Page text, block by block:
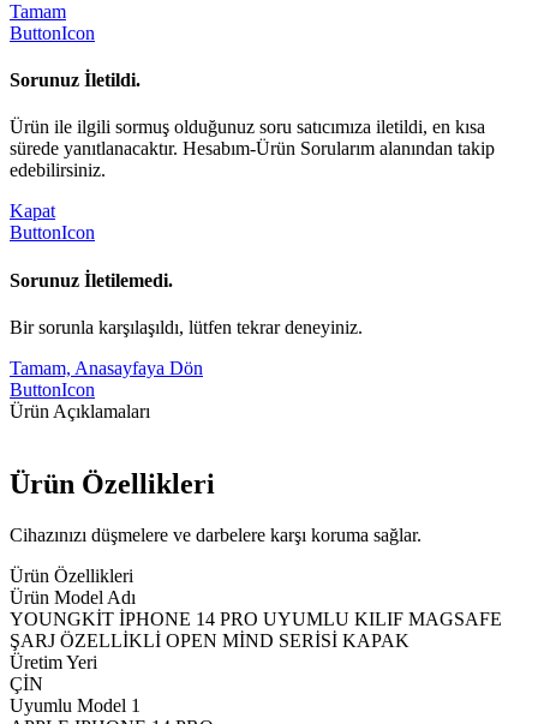
Tamam
ButtonIcon
Sorunuz İletildi.
Ürün ile ilgili sormuş olduğunuz soru satıcımıza iletildi, en kısa
sürede yanıtlanacaktır. Hesabım-Ürün Sorularım alanından takip
edebilirsiniz.
Kapat
ButtonIcon
Sorunuz İletilemedi.
Bir sorunla karşılaşıldı, lütfen tekrar deneyiniz.
Tamam, Anasayfaya Dön
ButtonIcon
Ürün Açıklamaları
Ürün Özellikleri
Cihazınızı düşmelere ve darbelere karşı koruma sağlar.
Ürün Özellikleri
Ürün Model Adı
YOUNGKİT İPHONE 14 PRO UYUMLU KILIF MAGSAFE
ŞARJ ÖZELLİKLİ OPEN MİND SERİSİ KAPAK
Üretim Yeri
ÇİN
Uyumlu Model 1